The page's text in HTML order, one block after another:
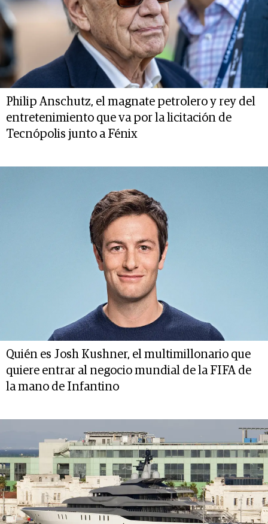
Philip Anschutz, el magnate petrolero y rey del
entretenimiento que va por la licitación de
Tecnópolis junto a Fénix
Quién es Josh Kushner, el multimillonario que
quiere entrar al negocio mundial de la FIFA de
la mano de Infantino